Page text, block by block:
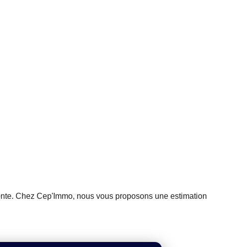
Chez Cep'Immo, nous vous proposons une estimation